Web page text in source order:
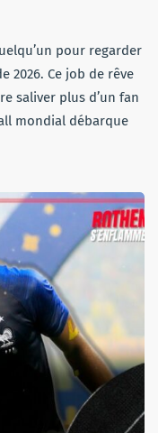
pour regarder
2026. Ce job de rêve
saliver plus d’un fan
mondial débarque